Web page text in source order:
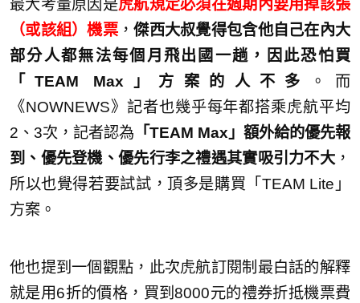
最大考量原因是虎航規定必須在週期內要用掉該張
（或該組）機票 ，傑西大叔覺得包含他自己在內大
部分人都無法每個月飛出國一趟，因此恐怕買
「TEAM Max」方案的人不多
。而
《NOWNEWS》記者也幾乎每年都搭乘虎航平均
2、3次，記者認為 「TEAM Max」額外給的優先報
到、優先登機、優先行李之禮遇其實吸引力不大，
所以也覺得若要試試，頂多是購買「TEAM Lite」
方案。
他也提到一個觀點，此次虎航訂閱制最白話的解釋
就是用6折的價格，買到8000元的禮券折抵機票費